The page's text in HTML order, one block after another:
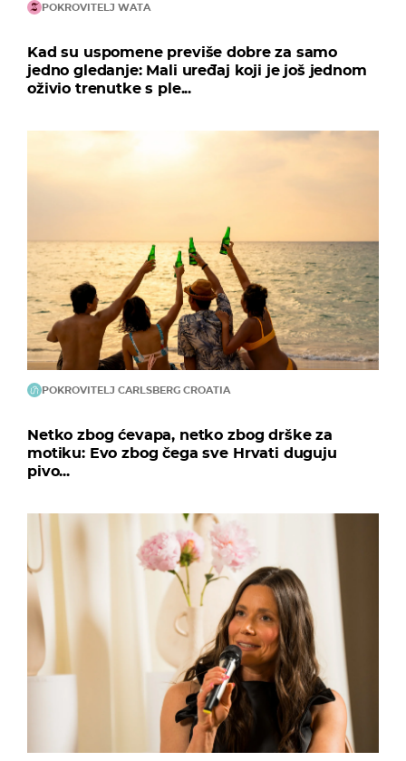
POKROVITELJ WATA
Kad su uspomene previše dobre za samo
jedno gledanje: Mali uređaj koji je još jednom
oživio trenutke s ple...
POKROVITELJ CARLSBERG CROATIA
Netko zbog ćevapa, netko zbog drške za
motiku: Evo zbog čega sve Hrvati duguju
pivo...